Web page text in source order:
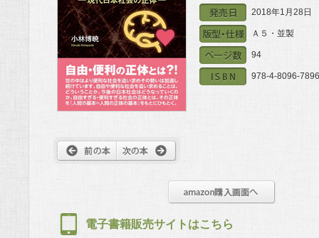
2018年1月28日
Ａ５・並製
94
978-4-8096-
電子書籍販売サイトはこちら